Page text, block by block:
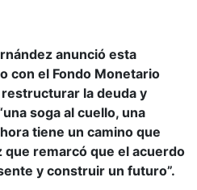
anunció esta
con el Fondo Monetario
la deuda y
soga al cuello, una
tiene un camino que
que remarcó que el acuerdo
y construir un futuro”.